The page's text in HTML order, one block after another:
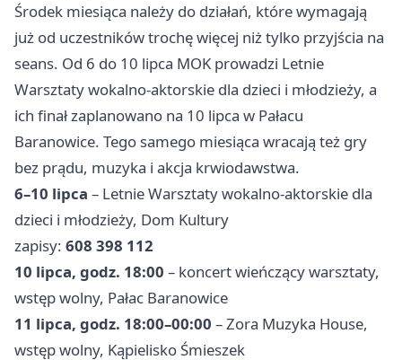
Środek miesiąca należy do działań, które wymagają
już od uczestników trochę więcej niż tylko przyjścia na
seans. Od 6 do 10 lipca MOK prowadzi Letnie
Warsztaty wokalno-aktorskie dla dzieci i młodzieży, a
ich finał zaplanowano na 10 lipca w Pałacu
Baranowice. Tego samego miesiąca wracają też gry
bez prądu, muzyka i akcja krwiodawstwa.
6–10 lipca – Letnie Warsztaty wokalno-aktorskie dla
dzieci i młodzieży, Dom Kultury
zapisy: 608 398 112
10 lipca, godz. 18:00 – koncert wieńczący warsztaty,
wstęp wolny, Pałac Baranowice
11 lipca, godz. 18:00–00:00 – Zora Muzyka House,
wstęp wolny, Kąpielisko Śmieszek